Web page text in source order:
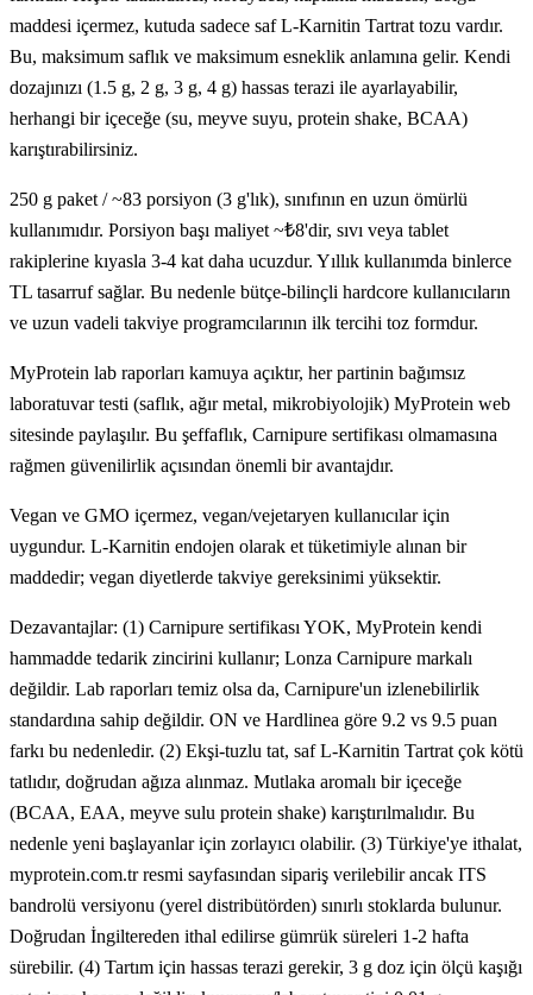
maddesi içermez, kutuda sadece saf L-Karnitin Tartrat tozu vardır.
Bu, maksimum saflık ve maksimum esneklik anlamına gelir. Kendi
dozajınızı (1.5 g, 2 g, 3 g, 4 g) hassas terazi ile ayarlayabilir,
herhangi bir içeceğe (su, meyve suyu, protein shake, BCAA)
karıştırabilirsiniz.
250 g paket / ~83 porsiyon (3 g'lık), sınıfının en uzun ömürlü
kullanımıdır. Porsiyon başı maliyet ~₺8'dir, sıvı veya tablet
rakiplerine kıyasla 3-4 kat daha ucuzdur. Yıllık kullanımda binlerce
TL tasarruf sağlar. Bu nedenle bütçe-bilinçli hardcore kullanıcıların
ve uzun vadeli takviye programcılarının ilk tercihi toz formdur.
MyProtein lab raporları kamuya açıktır, her partinin bağımsız
laboratuvar testi (saflık, ağır metal, mikrobiyolojik) MyProtein web
sitesinde paylaşılır. Bu şeffaflık, Carnipure sertifikası olmamasına
rağmen güvenilirlik açısından önemli bir avantajdır.
Vegan ve GMO içermez, vegan/vejetaryen kullanıcılar için
uygundur. L-Karnitin endojen olarak et tüketimiyle alınan bir
maddedir; vegan diyetlerde takviye gereksinimi yüksektir.
Dezavantajlar: (1) Carnipure sertifikası YOK, MyProtein kendi
hammadde tedarik zincirini kullanır; Lonza Carnipure markalı
değildir. Lab raporları temiz olsa da, Carnipure'un izlenebilirlik
standardına sahip değildir. ON ve Hardlinea göre 9.2 vs 9.5 puan
farkı bu nedenledir. (2) Ekşi-tuzlu tat, saf L-Karnitin Tartrat çok kötü
tatlıdır, doğrudan ağıza alınmaz. Mutlaka aromalı bir içeceğe
(BCAA, EAA, meyve sulu protein shake) karıştırılmalıdır. Bu
nedenle yeni başlayanlar için zorlayıcı olabilir. (3) Türkiye'ye ithalat,
myprotein.com.tr resmi sayfasından sipariş verilebilir ancak ITS
bandrolü versiyonu (yerel distribütörden) sınırlı stoklarda bulunur.
Doğrudan İngiltereden ithal edilirse gümrük süreleri 1-2 hafta
sürebilir. (4) Tartım için hassas terazi gerekir, 3 g doz için ölçü kaşığı